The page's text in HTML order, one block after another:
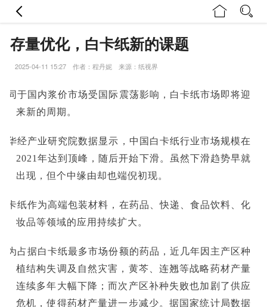
存量优化，白卡纸新的课题
2025-04-11 15:27 作者：程丹妮 来源：纸视界
同于国内浆价市场受国际震荡影响，白卡纸市场即将迎
来新的周期。
华经产业研究院数据显示，中国白卡纸行业市场规模在
2021年达到顶峰，随后开始下滑。虽然下滑趋势早就
出现，但个中缘由却也端倪初现。
卡纸作为高端包装材料，在药品、快递、食品饮料、化
妆品等领域的应用持续扩大。
为占据白卡纸最多市场份额的药品，近几年因主产区种
植结构失调及自然灾害，黄芩、连翘等战略药材产量
连续多年大幅下降；而次产区补种失败也加剧了供应
危机，使得药材产量进一步减少。据国家统计局数据